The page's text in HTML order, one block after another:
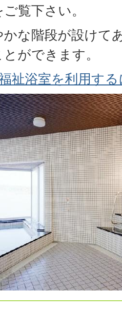
覧下さい。
な階段が設けて
ができます。
祉浴室を利用す